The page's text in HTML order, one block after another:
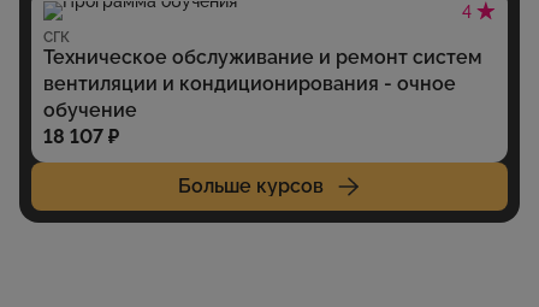
4
СГК
Техническое обслуживание и ремонт систем
вентиляции и кондиционирования - очное
обучение
18 107 ₽
Больше курсов